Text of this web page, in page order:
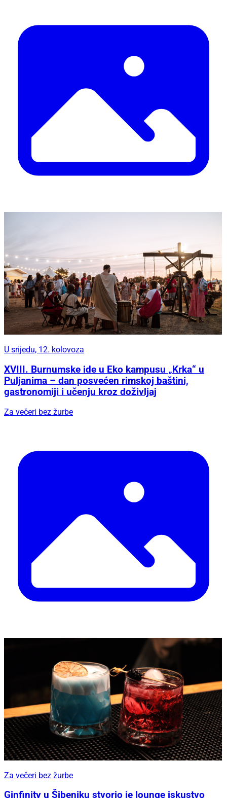
U srijedu, 12. kolovoza
XVIII. Burnumske ide u Eko kampusu „Krka“ u
Puljanima – dan posvećen rimskoj baštini,
gastronomiji i učenju kroz doživljaj
Za večeri bez žurbe
Za večeri bez žurbe
Ginfinity u Šibeniku stvorio je lounge iskustvo